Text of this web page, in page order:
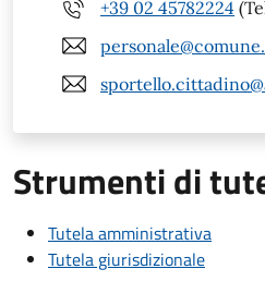
+39 02 45782224
Strumenti di
Tutela amministrativa
Tutela giurisdizionale